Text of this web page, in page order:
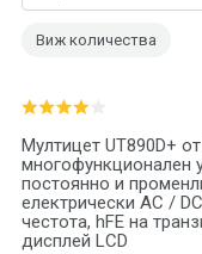
Мултицет UT890D+
многофункционален
постоянно и
електрически AC /
честота, hFE на
дисплей LCD
Виж количества